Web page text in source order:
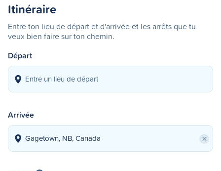
Itinéraire
Entre ton lieu de départ et d'arrivée et les arrêts que tu
veux bien faire sur ton chemin.
Départ
Arrivée
×